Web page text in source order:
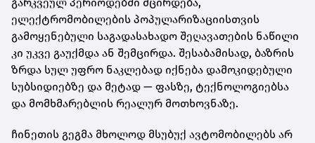
ელექტრომობილების პოპულარიზაციისთვის
გამოყენებული საგადასახადო შეღავათების ნაწილი
კი უკვე გაუქმდა ან შემცირდა. შესაბამისად, ბაზრის
ზრდა სულ უფრო ნაკლებად იქნება დამოკიდებული
სუბსიდიებზე და მეტად — ფასზე, ტექნოლოგიებსა
და მომხმარებლის რეალურ მოთხოვნაზე.
ჩინეთის გეგმა მხოლოდ მსუბუქ ავტომობილებს არ